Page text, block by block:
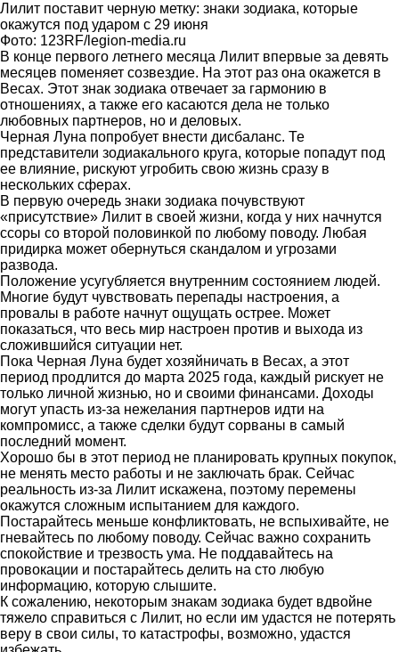
Лилит поставит черную метку: знаки зодиака, которые
окажутся под ударом с 29 июня
Фото: 123RF/legion-media.ru
В конце первого летнего месяца Лилит впервые за девять
месяцев поменяет созвездие. На этот раз она окажется в
Весах. Этот знак зодиака отвечает за гармонию в
отношениях, а также его касаются дела не только
любовных партнеров, но и деловых.
Черная Луна попробует внести дисбаланс. Те
представители зодиакального круга, которые попадут под
ее влияние, рискуют угробить свою жизнь сразу в
нескольких сферах.
В первую очередь знаки зодиака почувствуют
«присутствие» Лилит в своей жизни, когда у них начнутся
ссоры со второй половинкой по любому поводу. Любая
придирка может обернуться скандалом и угрозами
развода.
Положение усугубляется внутренним состоянием людей.
Многие будут чувствовать перепады настроения, а
провалы в работе начнут ощущать острее. Может
показаться, что весь мир настроен против и выхода из
сложившийся ситуации нет.
Пока Черная Луна будет хозяйничать в Весах, а этот
период продлится до марта 2025 года, каждый рискует не
только личной жизнью, но и своими финансами. Доходы
могут упасть из-за нежелания партнеров идти на
компромисс, а также сделки будут сорваны в самый
последний момент.
Хорошо бы в этот период не планировать крупных покупок,
не менять место работы и не заключать брак. Сейчас
реальность из-за Лилит искажена, поэтому перемены
окажутся сложным испытанием для каждого.
Постарайтесь меньше конфликтовать, не вспыхивайте, не
гневайтесь по любому поводу. Сейчас важно сохранить
спокойствие и трезвость ума. Не поддавайтесь на
провокации и постарайтесь делить на сто любую
информацию, которую слышите.
К сожалению, некоторым знакам зодиака будет вдвойне
тяжело справиться с Лилит, но если им удастся не потерять
веру в свои силы, то катастрофы, возможно, удастся